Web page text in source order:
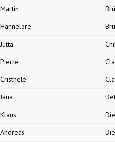
Martin
Hannelore
Jutta
Pierre
Cristhele
Jana
Klaus
Andreas